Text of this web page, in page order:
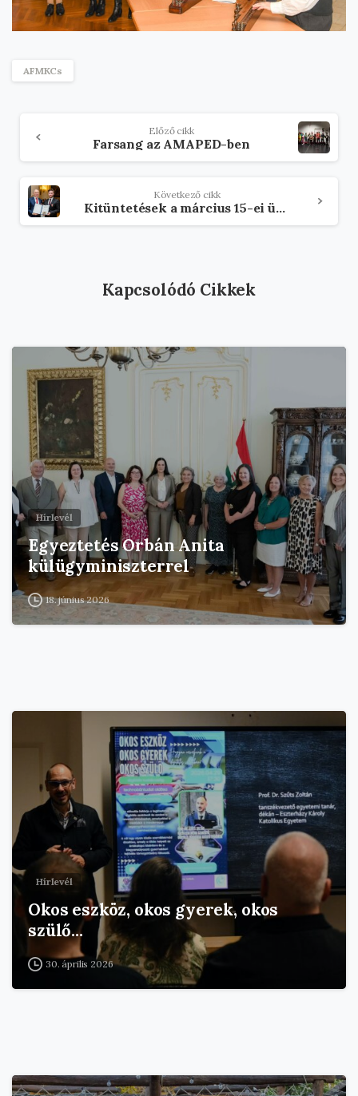
AFMKCs
tovább
Előző cikk
Farsang az AMAPED-ben
Következő cikk
Kitüntetések a március 15-ei ünnepségen
Kapcsolódó Cikkek
Hírlevél
Egyeztetés Orbán Anita
külügyminiszterrel
18. június 2026
Hírlevél
Okos eszköz, okos gyerek, okos
szülő…
30. április 2026